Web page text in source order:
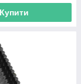
Купити